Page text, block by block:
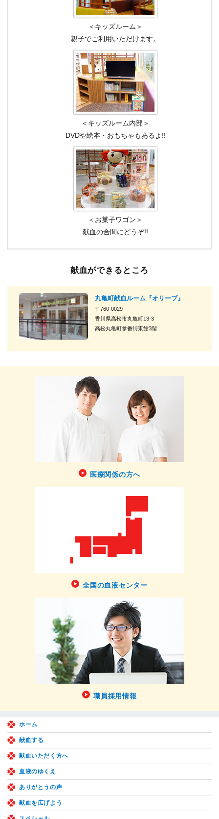
＜キッズルーム＞
親子でご利用いただけます。
＜キッズルーム内部＞
DVDや絵本・おもちゃもあるよ!!
＜お菓子ワゴン＞
献血の合間にどうぞ!!
献血ができるところ
丸亀町献血ルーム『オリーブ』
〒760-0029
香川県高松市丸亀町13-3
高松丸亀町参番街東館3階
医療関係の方へ
全国の血液センター
職員採用情報
ホーム
献血する
献血いただく方へ
血液のゆくえ
ありがとうの声
献血を広げよう